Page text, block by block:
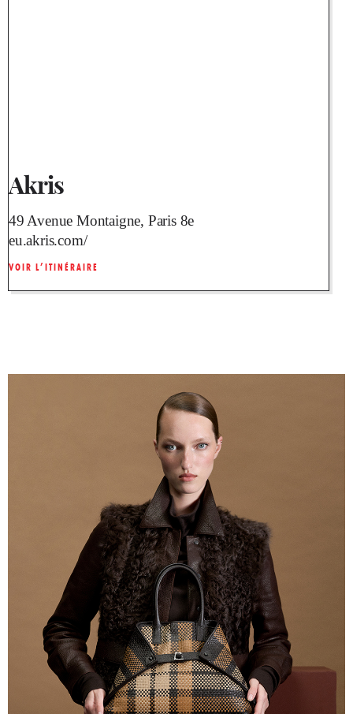
Akris
49 Avenue Montaigne, Paris 8e
eu.akris.com/
VOIR L’ITINÉRAIRE